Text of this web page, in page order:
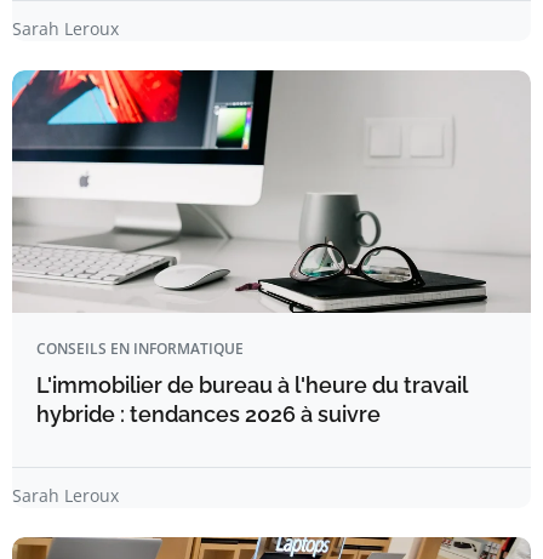
Sarah Leroux
CONSEILS EN INFORMATIQUE
L'immobilier de bureau à l'heure du travail
hybride : tendances 2026 à suivre
Sarah Leroux